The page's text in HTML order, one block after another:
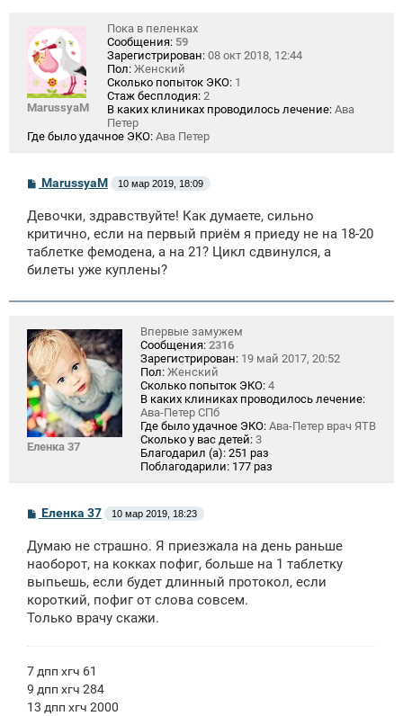
MarussyaM
Пока в пеленках
Сообщения: 59
Зарегистрирован: 08 окт 2018, 12:44
Пол: Женский
Сколько попыток ЭКО: 1
Стаж бесплодия: 2
В каких клиниках проводилось лечение: Ава
Петер
Где было удачное ЭКО: Ава Петер
С
б
щ
н
и
MarussyaM 10 мар 2019, 18:09
Девочки, здравствуйте! Как думаете, сильно
критично, если на первый приём я приеду не на 18-20
таблетке фемодена, а на 21? Цикл сдвинулся, а
билеты уже куплены?
Еленка 37
Впервые замужем
Сообщения: 2316
Зарегистрирован: 19 май 2017, 20:52
Пол: Женский
Сколько попыток ЭКО: 4
В каких клиниках проводилось лечение:
Ава-Петер СПб
Где было удачное ЭКО: Ава-Петер врач ЯТВ
Сколько у вас детей: 3
Благодарил (а): 251 раз
Поблагодарили: 177 раз
С
б
щ
н
и
Еленка 37 10 мар 2019, 18:23
Думаю не страшно. Я приезжала на день раньше
наоборот, на кокках пофиг, больше на 1 таблетку
выпьешь, если будет длинный протокол, если
короткий, пофиг от слова совсем.
Только врачу скажи.
7 дпп хгч 61
9 дпп хгч 284
13 дпп хгч 2000